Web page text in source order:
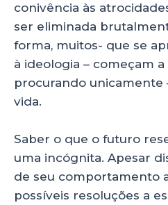
conivência às
ser eliminada
forma, muitos- que se
à ideologia – começam
procurando unicamente
vida.
Saber o que o futuro
uma incógnita. Apesar
de seu comportamento
possíveis resoluções a